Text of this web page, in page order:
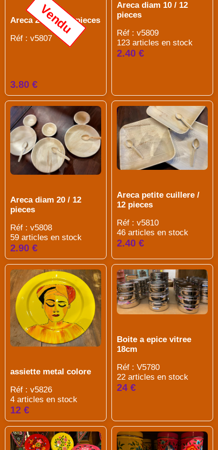
Areca 25x25 / 12 pieces
Réf : v5807
Vendu
3.80 €
Areca diam 10 / 12
pieces
Réf : v5809
123 articles en stock
2.40 €
Areca diam 20 / 12
pieces
Réf : v5808
59 articles en stock
2.90 €
Areca petite cuillere /
12 pieces
Réf : v5810
46 articles en stock
2.40 €
assiette metal colore
Réf : v5826
4 articles en stock
12 €
Boite a epice vitree
18cm
Réf : V5780
22 articles en stock
24 €